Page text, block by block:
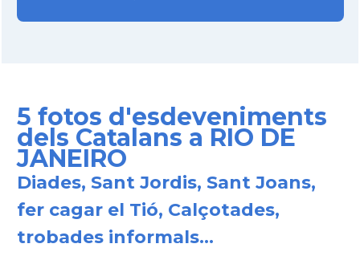
5 fotos d'esdeveniments
dels Catalans a RIO DE
JANEIRO
Diades, Sant Jordis, Sant Joans,
fer cagar el Tió, Calçotades,
trobades informals...